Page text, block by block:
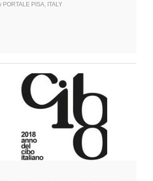
PORTALE PISA, ITALY